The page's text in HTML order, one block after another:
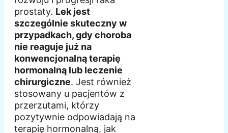
prostaty. Lek jest
szczególnie skuteczny w
przypadkach, gdy choroba
nie reaguje już na
konwencjonalną terapię
hormonalną lub leczenie
chirurgiczne. Jest również
stosowany u pacjentów z
przerzutami, którzy
pozytywnie odpowiadają na
terapię hormonalną, jak